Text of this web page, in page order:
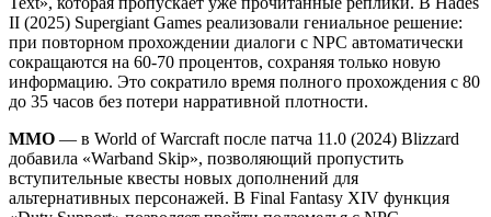
II (2025) Supergiant Games реализовали гениальное решение:
при повторном прохождении диалоги с NPC автоматически
сокращаются на 60-70 процентов, сохраняя только новую
информацию. Это сократило время полного прохождения с 80
до 35 часов без потери нарративной плотности.
MMO — в World of Warcraft после патча 11.0 (2024) Blizzard
добавила «Warband Skip», позволяющий пропустить
вступительные квесты новых дополнений для
альтернативных персонажей. В Final Fantasy XIV функция